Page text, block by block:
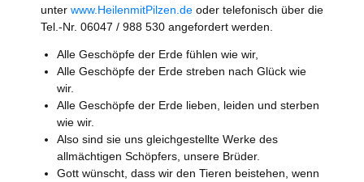
unter www.HeilenmitPilzen.de oder telefonisch über die
Tel.-Nr. 06047 / 988 530 angefordert werden.
Alle Geschöpfe der Erde fühlen wie wir,
Alle Geschöpfe der Erde streben nach Glück wie
wir.
Alle Geschöpfe der Erde lieben, leiden und sterben
wie wir.
Also sind sie uns gleichgestellte Werke des
allmächtigen Schöpfers, unsere Brüder.
Gott wünscht, dass wir den Tieren beistehen, wenn